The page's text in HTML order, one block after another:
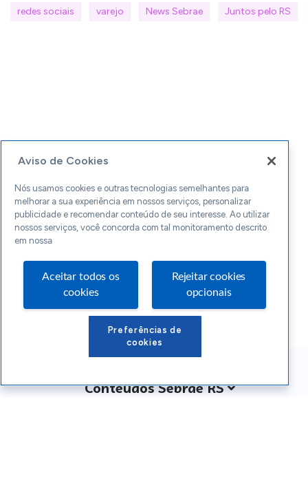
redes sociais varejo News Sebrae Juntos pelo RS
Conteúdos Sebrae RS
Aviso de Cookies
Nós usamos cookies e outras tecnologias semelhantes para
melhorar a sua experiência em nossos serviços, personalizar
publicidade e recomendar conteúdo de seu interesse. Ao utilizar
nossos serviços, você concorda com tal monitoramento descrito
em nossa
Aceitar todos os
cookies
Rejeitar cookies
opcionais
Preferências de
cookies